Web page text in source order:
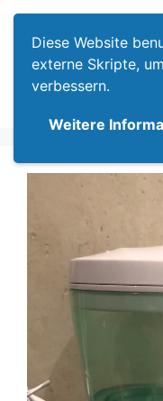
Diese Website
externe Skripte,
verbessern.
Weitere
Zum
Inhalt
springen